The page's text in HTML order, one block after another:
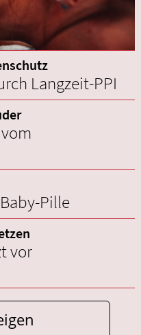
Langzeit-PPI
Pille
vor